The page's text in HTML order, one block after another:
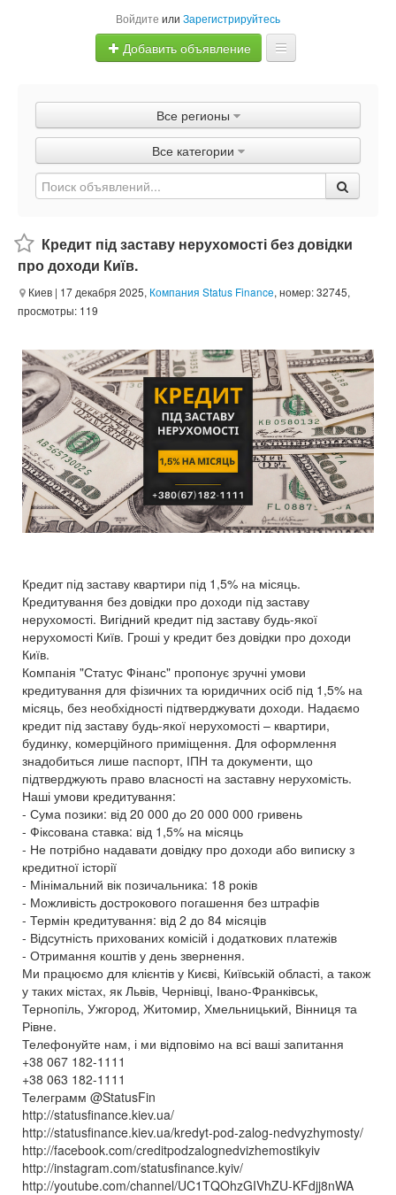
Войдите или Зарегистрируйтесь
Добавить объявление
Объявления
Быстрая продажа
Все регионы
Все категории
Кредит під заставу нерухомості без довідки
про доходи Київ.
Киев | 17 декабря 2025, Компания Status Finance, номер: 32745,
просмотры: 119
Кредит під заставу квартири під 1,5% на місяць.
Кредитування без довідки про доходи під заставу
нерухомості. Вигідний кредит під заставу будь-якої
нерухомості Київ. Гроші у кредит без довідки про доходи
Київ.
Компанія "Статус Фінанс" пропонує зручні умови
кредитування для фізичних та юридичних осіб під 1,5% на
місяць, без необхідності підтверджувати доходи. Надаємо
кредит під заставу будь-якої нерухомості – квартири,
будинку, комерційного приміщення. Для оформлення
знадобиться лише паспорт, ІПН та документи, що
підтверджують право власності на заставну нерухомість.
Наші умови кредитування:
- Сума позики: від 20 000 до 20 000 000 гривень
- Фіксована ставка: від 1,5% на місяць
- Не потрібно надавати довідку про доходи або виписку з
кредитної історії
- Мінімальний вік позичальника: 18 років
- Можливість дострокового погашення без штрафів
- Термін кредитування: від 2 до 84 місяців
- Відсутність прихованих комісій і додаткових платежів
- Отримання коштів у день звернення.
Ми працюємо для клієнтів у Києві, Київській області, а також
у таких містах, як Львів, Чернівці, Івано-Франківськ,
Тернопіль, Ужгород, Житомир, Хмельницький, Вінниця та
Рівне.
Телефонуйте нам, і ми відповімо на всі ваші запитання
+38 067 182-1111
+38 063 182-1111
Телеграмм @StatusFin
http://statusfinance.kiev.ua/
http://statusfinance.kiev.ua/kredyt-pod-zalog-nedvyzhymosty/
http://facebook.com/creditpodzalognedvizhemostikyiv
http://instagram.com/statusfinance.kyiv/
http://youtube.com/channel/UC1TQOhzGIVhZU-KFdjj8nWA